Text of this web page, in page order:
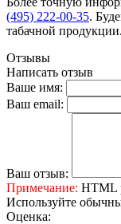
(495) 222-00-35.
табачной продукции.
Отзывы
Написать отзыв
Ваше имя:
Ваш email:
Ваш отзыв:
Примечание: HTML
Используйте
Оценка: